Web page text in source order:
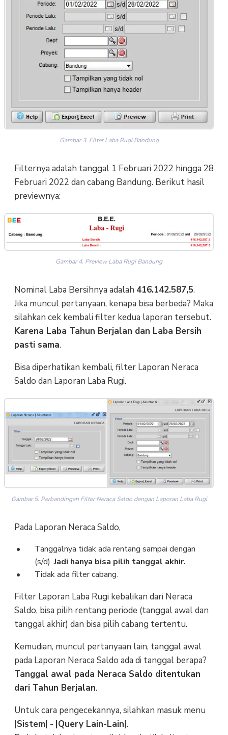
Gambar 3. Filter Laba Rugi Bandung
Filternya adalah tanggal 1 Februari 2022 hingga 28
Februari 2022 dan cabang Bandung. Berikut hasil
previewnya:
Gambar 4. Preview Laba Rugi Bandung
Nominal Laba Bersihnya adalah 416.142.587,5.
Jika muncul pertanyaan, kenapa bisa berbeda? Maka
silahkan cek kembali filter kedua laporan tersebut.
Karena Laba Tahun Berjalan dan Laba Bersih
pasti sama.
Bisa diperhatikan kembali, filter Laporan Neraca
Saldo dan Laporan Laba Rugi.
Gambar 5. Perbandingan Filter Neraca Saldo dengan Laporan Laba Rugi
Pada Laporan Neraca Saldo,
Tanggalnya tidak ada rentang sampai dengan
(s/d).Jadi hanya bisa pilih tanggal akhir.
Tidak ada filter cabang.
Filter Laporan Laba Rugi kebalikan dari Neraca
Saldo, bisa pilih rentang periode (tanggal awal dan
tanggal akhir) dan bisa pilih cabang tertentu.
Kemudian, muncul pertanyaan lain, tanggal awal
pada Laporan Neraca Saldo ada di tanggal berapa?
Tanggal awal pada Neraca Saldo ditentukan
dari Tahun Berjalan.
Untuk cara pengecekannya, silahkan masuk menu
|Sistem| - |Query Lain-Lain|.